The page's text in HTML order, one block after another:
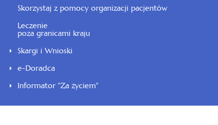
Skorzystaj z pomocy organizacji pacjentów
Leczenie
poza granicami kraju
Skargi i Wnioski
e-Doradca
Informator "Za życiem"